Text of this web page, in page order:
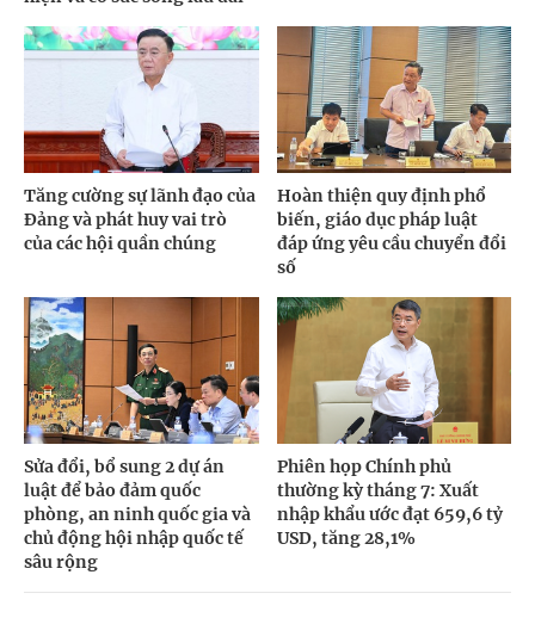
Tăng cường sự lãnh đạo của
Đảng và phát huy vai trò
của các hội quần chúng
Hoàn thiện quy định phổ
biến, giáo dục pháp luật
đáp ứng yêu cầu chuyển đổi
số
Sửa đổi, bổ sung 2 dự án
luật để bảo đảm quốc
phòng, an ninh quốc gia và
chủ động hội nhập quốc tế
sâu rộng
Phiên họp Chính phủ
thường kỳ tháng 7: Xuất
nhập khẩu ước đạt 659,6 tỷ
USD, tăng 28,1%